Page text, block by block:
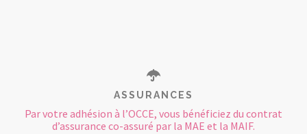
ASSURANCES
Par votre adhésion à l’OCCE, vous bénéficiez du contrat
d’assurance co-assuré par la MAE et la MAIF.